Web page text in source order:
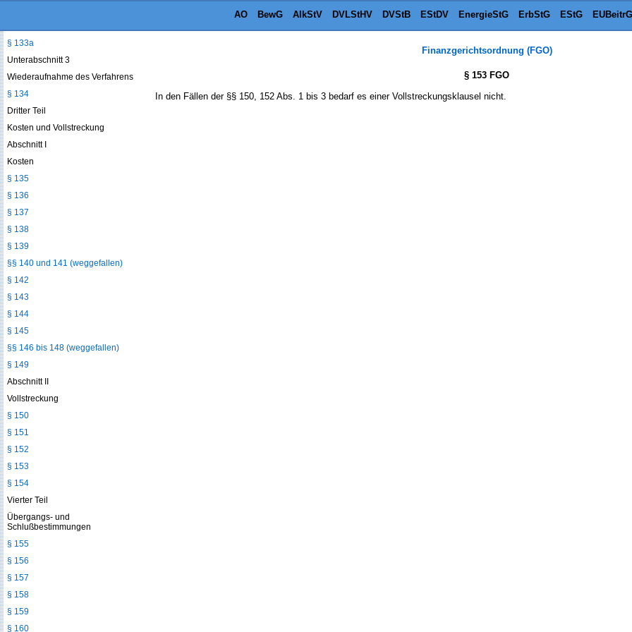
AO BewG AlkStV DVLStHV DVStB EStDV EnergieStG ErbStG EStG EUBeitrG
Finanzgerichtsordnung (FGO)
§ 153 FGO
In den Fällen der §§ 150, 152 Abs. 1 bis 3 bedarf es einer Vollstreckungsklausel nicht.
§ 133a
Unterabschnitt 3
Wiederaufnahme des Verfahrens
§ 134
Dritter Teil
Kosten und Vollstreckung
Abschnitt I
Kosten
§ 135
§ 136
§ 137
§ 138
§ 139
§§ 140 und 141 (weggefallen)
§ 142
§ 143
§ 144
§ 145
§§ 146 bis 148 (weggefallen)
§ 149
Abschnitt II
Vollstreckung
§ 150
§ 151
§ 152
§ 153
§ 154
Vierter Teil
Übergangs- und
Schlußbestimmungen
§ 155
§ 156
§ 157
§ 158
§ 159
§ 160